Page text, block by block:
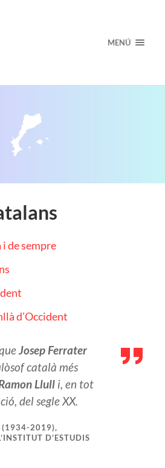
MENÚ
i de sempre
d’Occident
Josep Ferrater
català més
Llulli, en tot
del segle XX.
(1934-2019),
D’ESTUDIS